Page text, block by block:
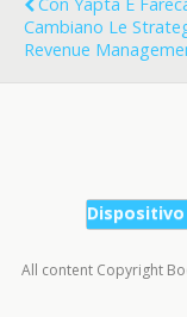
Cambiano Le
Revenue
All content Copyright